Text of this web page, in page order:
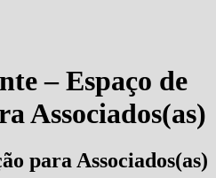
– Espaço de
Associados(as)
para Associados(as)